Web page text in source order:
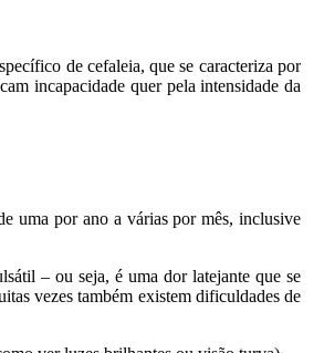
de cefaleia, que se caracteriza por
incapacidade quer pela intensidade da
uma por ano a várias por mês, inclusive
– ou seja, é uma dor latejante que se
vezes também existem dificuldades de